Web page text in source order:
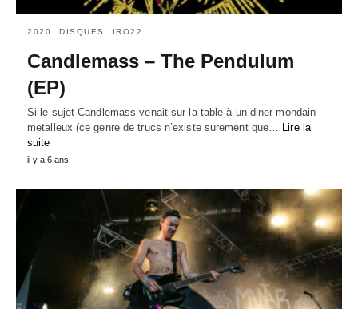
2020 DISQUES IRO22
Candlemass – The Pendulum
(EP)
Si le sujet Candlemass venait sur la table à un diner mondain
metalleux (ce genre de trucs n’existe surement que… Lire la
suite
il y a 6 ans